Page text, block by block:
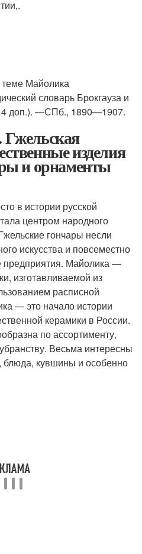
Майолика
словарь Брокгауза и
4 доп.). —СПб., 1890—1907.
изделия
и орнаменты
в истории русской
центром народного
гончары несли
искусства и повсеместно
предприятия. Майолика —
изготавливаемой из
расписной
— это начало истории
керамики в России.
по ассортименту,
Весьма интересны
блюда, кувшины и особенно